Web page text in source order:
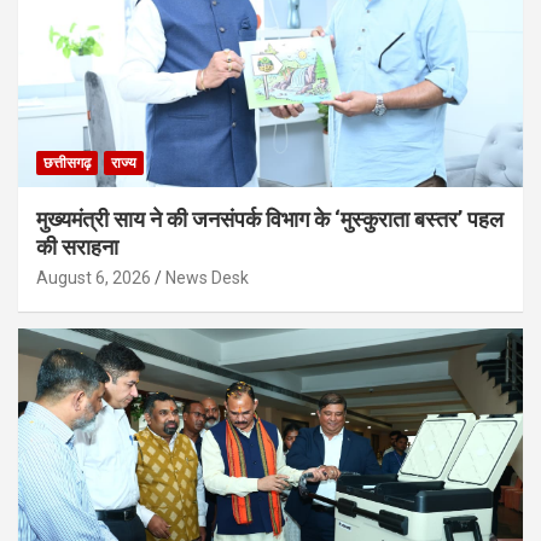
छत्तीसगढ़ राज्य
मुख्यमंत्री साय ने की जनसंपर्क विभाग के ‘मुस्कुराता बस्तर’ पहल
की सराहना
August 6, 2026 News Desk